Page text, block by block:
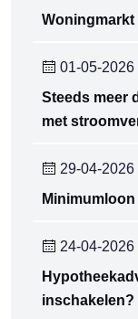
Woningmarkt
01-05-2026
Steeds meer
met
29-04-2026
24-04-2026
inschakelen?